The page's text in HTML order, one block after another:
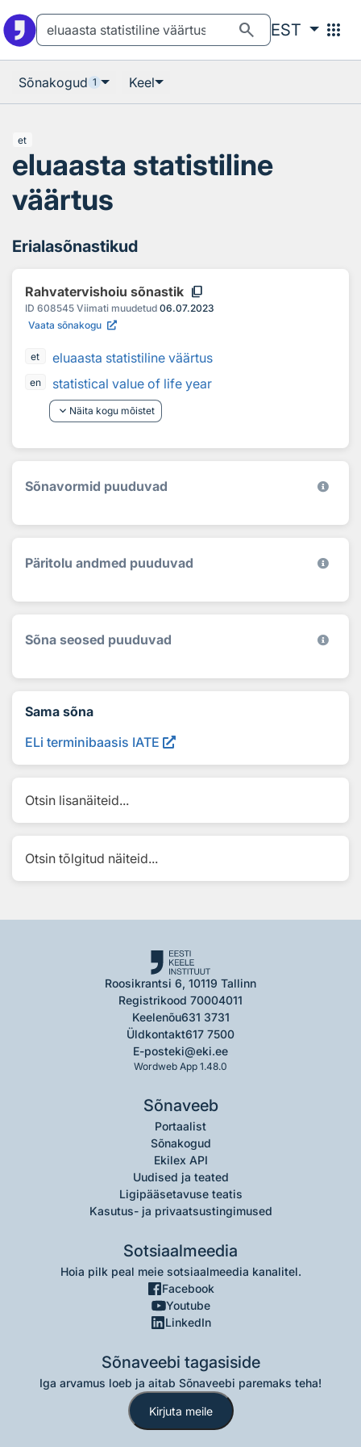
search EST apps
Sõnakogud 1 Keel
et
eluaasta statistiline
väärtus
Erialasõnastikud
Rahvatervishoiu sõnastik content_copy
ID 608545 Viimati muudetud 06.07.2023
Vaata sõnakogu
et eluaasta statistiline väärtus
en
statistical value of life year
keyboard_arrow_down Näita kogu mõistet
Sõnavormid puuduvad
Päritolu andmed puuduvad
Sõna seosed puuduvad
Sama sõna
ELi terminibaasis IATE
Otsin lisanäiteid...
Otsin tõlgitud näiteid...
Roosikrantsi 6, 10119 Tallinn
Registrikood 70004011
Keelenõu631 3731
Üldkontakt617 7500
E-posteki@eki.ee
Wordweb App 1.48.0
Sõnaveeb
Portaalist
Sõnakogud
Ekilex API
Uudised ja teated
Ligipääsetavuse teatis
Kasutus- ja privaatsustingimused
Sotsiaalmeedia
Hoia pilk peal meie sotsiaalmeedia kanalitel.
Facebook
Youtube
LinkedIn
Sõnaveebi tagasiside
Iga arvamus loeb ja aitab Sõnaveebi paremaks teha!
Kirjuta meile